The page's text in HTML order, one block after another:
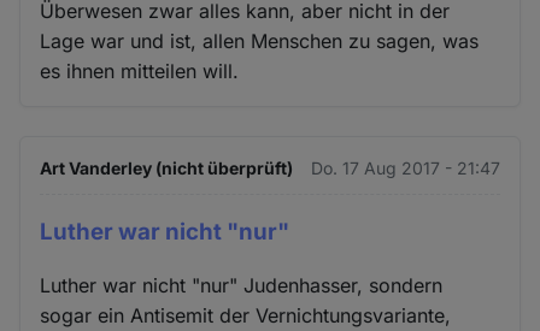
Überwesen zwar alles kann, aber nicht in der
Lage war und ist, allen Menschen zu sagen, was
es ihnen mitteilen will.
Art Vanderley (nicht überprüft) Do. 17 Aug 2017 - 21:47
Luther war nicht "nur"
Luther war nicht "nur" Judenhasser, sondern
sogar ein Antisemit der Vernichtungsvariante,